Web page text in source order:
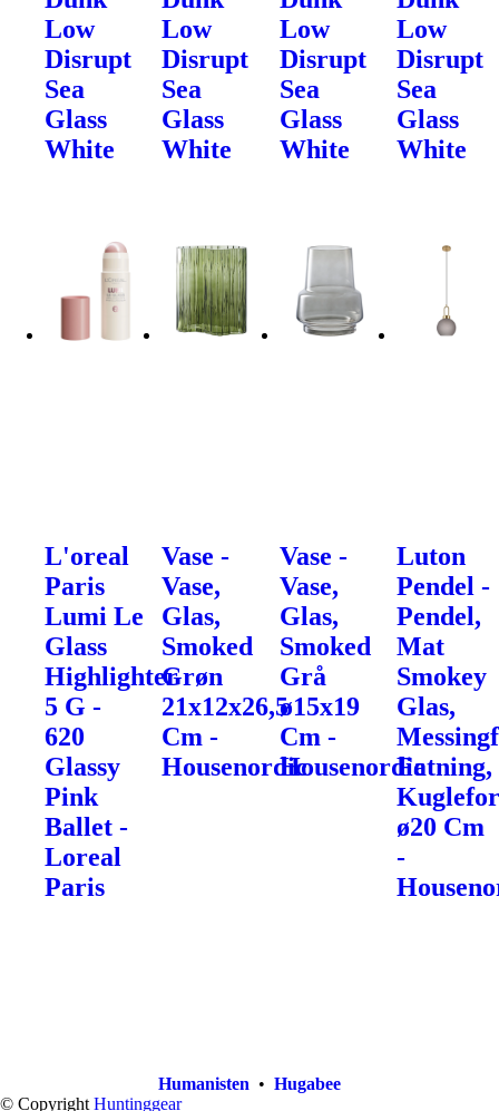
Low
Disrupt
Sea
Glass
White
Low
Disrupt
Sea
Glass
White
Low
Disrupt
Sea
Glass
White
Low
Disrupt
Sea
Glass
White
L'oreal
Paris
Lumi Le
Glass
Highlighter
5 G -
620
Glassy
Pink
Ballet -
Loreal
Paris
Vase -
Vase,
Glas,
Smoked
Grøn
21x12x26,5
Cm -
Housenordic
Vase -
Vase,
Glas,
Smoked
Grå
ø15x19
Cm -
Housenordic
Luton
Pendel -
Pendel,
Mat
Smokey
Glas,
Fatning,
ø20 Cm
-
Humanisten • Hugabee
© Copyright Huntinggear